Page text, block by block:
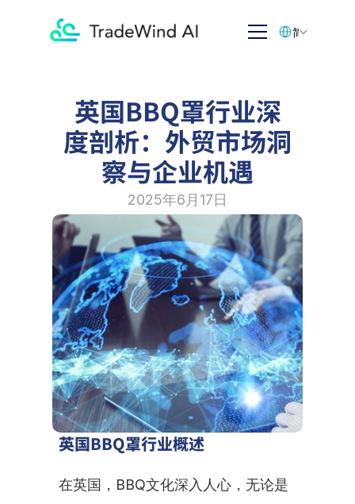
英国BBQ罩行业深
度剖析：外贸市场洞
察与企业机遇
2025年6月17日
英国BBQ罩行业概述
在英国，BBQ文化深入人心，无论是
简体中文